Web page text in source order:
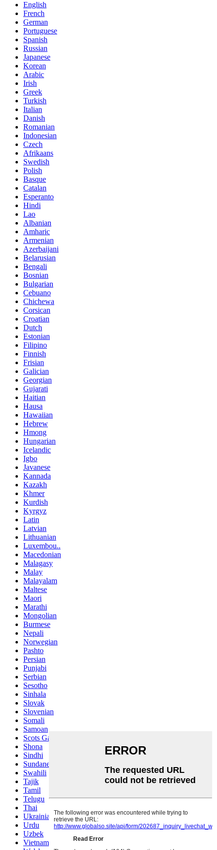
English
French
German
Portuguese
Spanish
Russian
Japanese
Korean
Arabic
Irish
Greek
Turkish
Italian
Danish
Romanian
Indonesian
Czech
Afrikaans
Swedish
Polish
Basque
Catalan
Esperanto
Hindi
Lao
Albanian
Amharic
Armenian
Azerbaijani
Belarusian
Bengali
Bosnian
Bulgarian
Cebuano
Chichewa
Corsican
Croatian
Dutch
Estonian
Filipino
Finnish
Frisian
Galician
Georgian
Gujarati
Haitian
Hausa
Hawaiian
Hebrew
Hmong
Hungarian
Icelandic
Igbo
Javanese
Kannada
Kazakh
Khmer
Kurdish
Kyrgyz
Latin
Latvian
Lithuanian
Luxembou..
Macedonian
Malagasy
Malay
Malayalam
Maltese
Maori
Marathi
Mongolian
Burmese
Nepali
Norwegian
Pashto
Persian
Punjabi
Serbian
Sesotho
Sinhala
Slovak
Slovenian
Somali
Samoan
Scots Gaelic
Shona
Sindhi
Sundanese
Swahili
Tajik
Tamil
Telugu
Thai
Ukrainian
Urdu
Uzbek
Vietnamese